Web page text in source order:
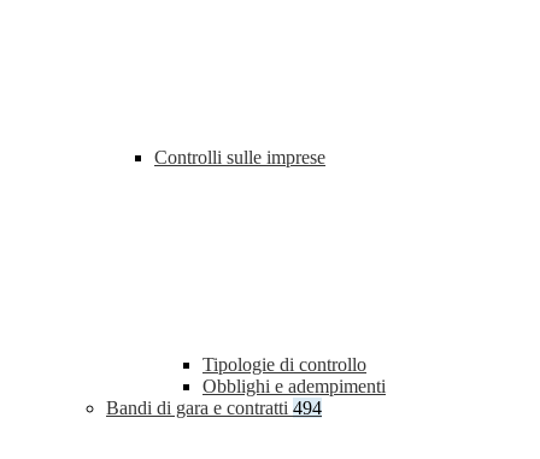
Controlli sulle imprese
Tipologie di controllo
Obblighi e adempimenti
Bandi di gara e contratti 494